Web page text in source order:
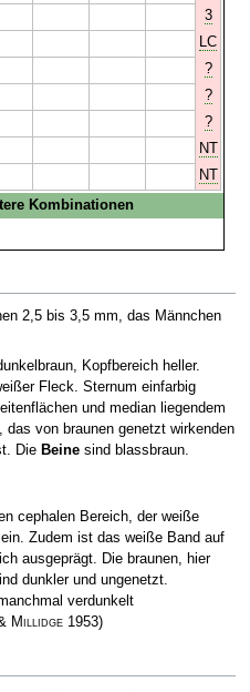
3
LC
?
?
?
NT
NT
Kombinationen
2,5 bis 3,5 mm, das Männchen
Kopfbereich heller.
Fleck. Sternum einfarbig
und median liegendem
von braunen genetzt wirkenden
Die Beinesind blassbraun.
cephalen Bereich, der weiße
Zudem ist das weiße Band auf
ausgeprägt. Die braunen, hier
dunkler und ungenetzt.
verdunkelt
Millidge1953)